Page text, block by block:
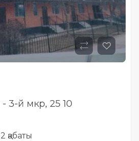
- 3-й мкр, 25 10
қабаты